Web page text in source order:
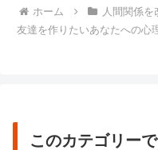
ホーム 人間関係
友達を作りたいあなたへの心
このカテゴリー